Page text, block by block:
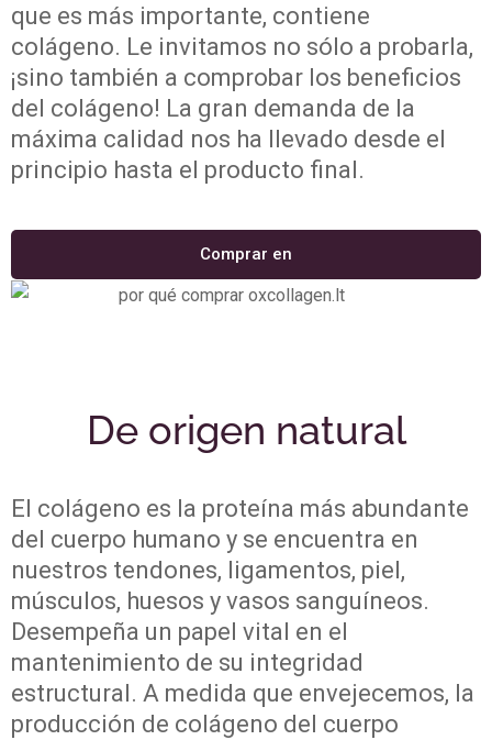
que es más importante, contiene
colágeno. Le invitamos no sólo a probarla,
¡sino también a comprobar los beneficios
del colágeno! La gran demanda de la
máxima calidad nos ha llevado desde el
principio hasta el producto final.
Comprar en
De origen natural
El colágeno es la proteína más abundante
del cuerpo humano y se encuentra en
nuestros tendones, ligamentos, piel,
músculos, huesos y vasos sanguíneos.
Desempeña un papel vital en el
mantenimiento de su integridad
estructural. A medida que envejecemos, la
producción de colágeno del cuerpo